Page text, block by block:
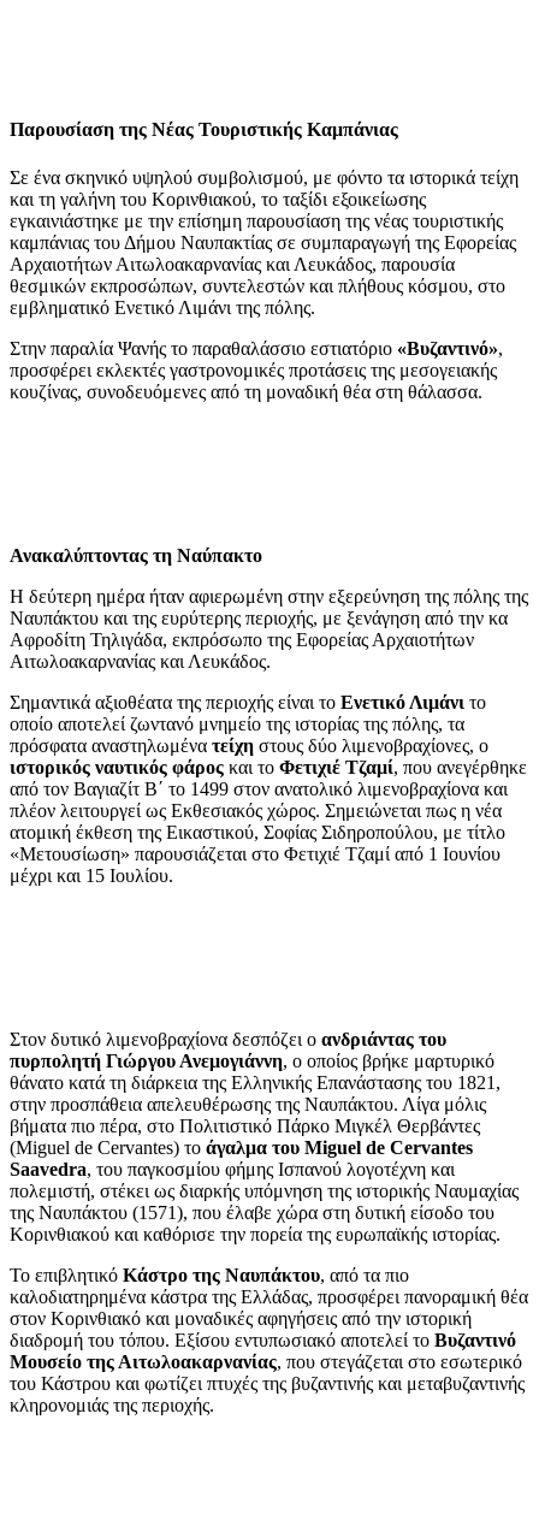
Παρουσίαση της Νέας Τουριστικής Καμπάνιας
Σε ένα σκηνικό υψηλού συμβολισμού, με φόντο τα ιστορικά τείχη
και τη γαλήνη του Κορινθιακού, το ταξίδι εξοικείωσης
εγκαινιάστηκε με την επίσημη παρουσίαση της νέας τουριστικής
καμπάνιας του Δήμου Ναυπακτίας σε συμπαραγωγή της Εφορείας
Αρχαιοτήτων Αιτωλοακαρνανίας και Λευκάδος, παρουσία
θεσμικών εκπροσώπων, συντελεστών και πλήθους κόσμου, στο
εμβληματικό Ενετικό Λιμάνι της πόλης.
Στην παραλία Ψανής το παραθαλάσσιο εστιατόριο «Βυζαντινό»,
προσφέρει εκλεκτές γαστρονομικές προτάσεις της μεσογειακής
κουζίνας, συνοδευόμενες από τη μοναδική θέα στη θάλασσα.
Ανακαλύπτοντας τη Ναύπακτο
Η δεύτερη ημέρα ήταν αφιερωμένη στην εξερεύνηση της πόλης της
Ναυπάκτου και της ευρύτερης περιοχής, με ξενάγηση από την κα
Αφροδίτη Τηλιγάδα, εκπρόσωπο της Εφορείας Αρχαιοτήτων
Αιτωλοακαρνανίας και Λευκάδος.
Σημαντικά αξιοθέατα της περιοχής είναι το Ενετικό Λιμάνι το
οποίο αποτελεί ζωντανό μνημείο της ιστορίας της πόλης, τα
πρόσφατα αναστηλωμένα τείχη στους δύο λιμενοβραχίονες, ο
ιστορικός ναυτικός φάρος και το Φετιχιέ Τζαμί, που ανεγέρθηκε
από τον Βαγιαζίτ Β΄ το 1499 στον ανατολικό λιμενοβραχίονα και
πλέον λειτουργεί ως Εκθεσιακός χώρος. Σημειώνεται πως η νέα
ατομική έκθεση της Εικαστικού, Σοφίας Σιδηροπούλου, με τίτλο
«Μετουσίωση» παρουσιάζεται στο Φετιχιέ Τζαμί από 1 Ιουνίου
μέχρι και 15 Ιουλίου.
Στον δυτικό λιμενοβραχίονα δεσπόζει ο ανδριάντας του
πυρπολητή Γιώργου Ανεμογιάννη, ο οποίος βρήκε μαρτυρικό
θάνατο κατά τη διάρκεια της Ελληνικής Επανάστασης του 1821,
στην προσπάθεια απελευθέρωσης της Ναυπάκτου. Λίγα μόλις
βήματα πιο πέρα, στο Πολιτιστικό Πάρκο Μιγκέλ Θερβάντες
(Miguel de Cervantes) το άγαλμα του Miguel de Cervantes
Saavedra, του παγκοσμίου φήμης Ισπανού λογοτέχνη και
πολεμιστή, στέκει ως διαρκής υπόμνηση της ιστορικής Ναυμαχίας
της Ναυπάκτου (1571), που έλαβε χώρα στη δυτική είσοδο του
Κορινθιακού και καθόρισε την πορεία της ευρωπαϊκής ιστορίας.
Το επιβλητικό Κάστρο της Ναυπάκτου, από τα πιο
καλοδιατηρημένα κάστρα της Ελλάδας, προσφέρει πανοραμική θέα
στον Κορινθιακό και μοναδικές αφηγήσεις από την ιστορική
διαδρομή του τόπου. Εξίσου εντυπωσιακό αποτελεί το Βυζαντινό
Μουσείο της Αιτωλοακαρνανίας, που στεγάζεται στο εσωτερικό
του Κάστρου και φωτίζει πτυχές της βυζαντινής και μεταβυζαντινής
κληρονομιάς της περιοχής.